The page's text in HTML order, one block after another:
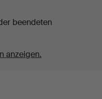
beendeten
anzeigen.